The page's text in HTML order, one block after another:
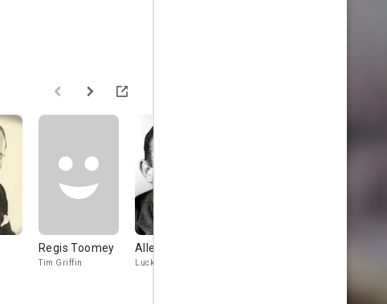
Regis Toomey
Tim Griffin
Allen Jenkins
Lucky James